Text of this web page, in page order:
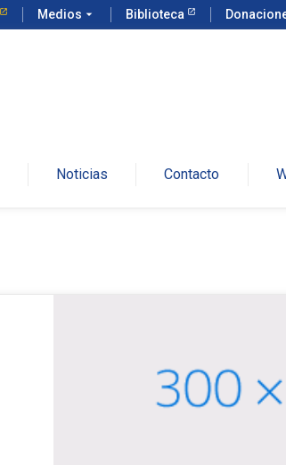
Medios arrow_drop_down Biblioteca
Noticias Contacto